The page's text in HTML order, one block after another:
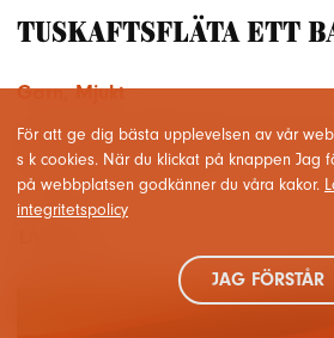
Tuskaftsfläta ett
Garn,Mjukt
Tuskaftsflätat band Använd nio trådar, dela
med fem i den vänstra och…
För att ge dig bästa upplevelsen av vår
s k cookies. När du klickat på knappen Jag
på webbplatsen godkänner du våra kakor.
integritetspolicy
JAG FÖRSTÅR